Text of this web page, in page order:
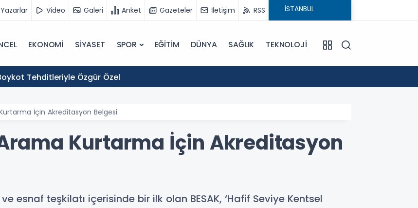
Yazarlar Video Galeri Anket Gazeteler İletişim RSS
EKONOMİ SİYASET SPOR EĞİTİM DÜNYA SAĞLIK TEKNOLOJİ
Tehditleriyle Özgür Özel
İçin Akreditasyon Belgesi
Arama Kurtarma İçin Akreditasyon
esnaf teşkilatı içerisinde bir ilk olan BESAK, ‘Hafif Seviye Kentsel